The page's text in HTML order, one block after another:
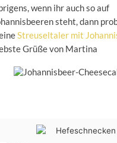
wenn ihr auch so auf
steht, dann
Streuseltaler mit
Grüße von Martina